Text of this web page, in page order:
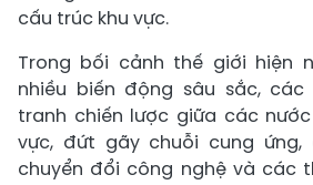
cấu trúc khu vực.
Trong bối cảnh thế giới hiện
nhiều biến động sâu sắc,
tranh chiến lược giữa các
vực, đứt gãy chuỗi cung ứng,
chuyển đổi công nghệ và các